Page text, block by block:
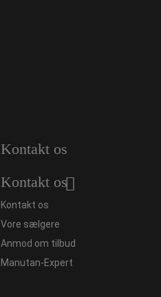
Kontakt os
Kontakt os
Kontakt os
Vore sælgere
Anmod om tilbud
Manutan-Expert